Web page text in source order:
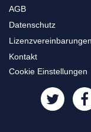
AGB
Datenschutz
Lizenzvereinbarungen
Kontakt
Cookie Einstellungen